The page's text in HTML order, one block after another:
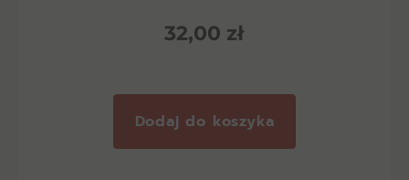
32,00 zł
Dodaj do koszyka